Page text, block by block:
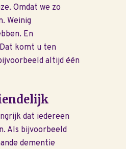
Omdat we zo
Weinig
En
komt u ten
altijd één
dat iedereen
Als bijvoorbeeld
dementie
Over ons
Locaties
Ervaringen van
Nieuws
Offerte aanvragen